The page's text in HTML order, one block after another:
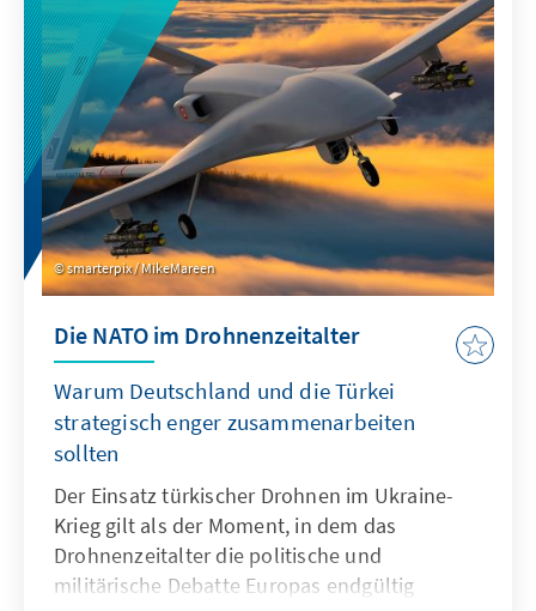
smarterpix / MikeMareen
Die NATO im Drohnenzeitalter
Warum Deutschland und die Türkei
strategisch enger zusammenarbeiten
sollten
Der Einsatz türkischer Drohnen im Ukraine-
Krieg gilt als der Moment, in dem das
Drohnenzeitalter die politische und
militärische Debatte Europas endgültig